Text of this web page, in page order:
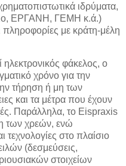
ιδρύματα,
ΕΡΓΑΝΗ, ΓΕΜΗ κ.ά.)
πληροφορίες με κράτη-μέλη
ηλεκτρονικός φάκελος, ο
χρόνο για την
τήρηση ή μη των
και τα μέτρα που έχουν
Παράλληλα, το Eispraxis
των χρεών, ενώ
τεχνολογίες στο πλαίσιο
(δεσμεύσεις,
στοιχείων